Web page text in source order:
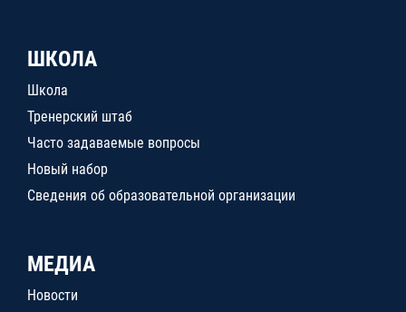
ШКОЛА
Школа
Тренерский штаб
Часто задаваемые вопросы
Новый набор
Сведения об образовательной организации
МЕДИА
Новости